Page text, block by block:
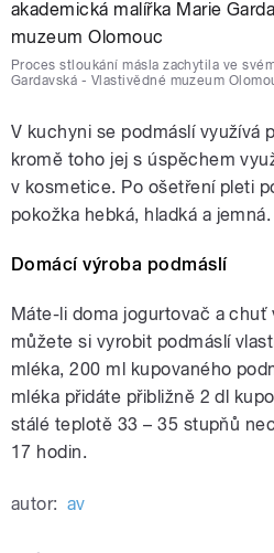
Proces stloukání másla zachytila ve
Gardavská - Vlastivědné muzeum
V kuchyni se podmáslí využívá
kromě toho jej s úspěchem
v kosmetice. Po ošetření pleti
pokožka hebká, hladká a jemná.
Domácí výroba podmáslí
Máte-li doma jogurtovač a
můžete si vyrobit podmáslí
mléka, 200 ml kupovaného
mléka přidáte přibližně 2 dl
stálé teplotě 33 – 35 stupňů
17 hodin.
autor: av